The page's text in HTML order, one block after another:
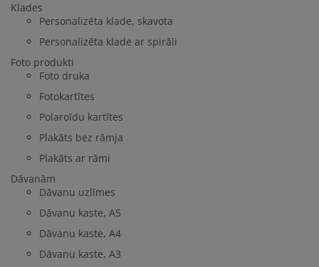
Klades
Personalizēta klade, skavota
Personalizēta klade ar spirāli
Foto produkti
Foto druka
Fotokartītes
Polaroīdu kartītes
Plakāts bez rāmja
Plakāts ar rāmi
Dāvanām
Dāvanu uzlīmes
Dāvanu kaste, A5
Dāvanu kaste, A4
Dāvanu kaste, A3